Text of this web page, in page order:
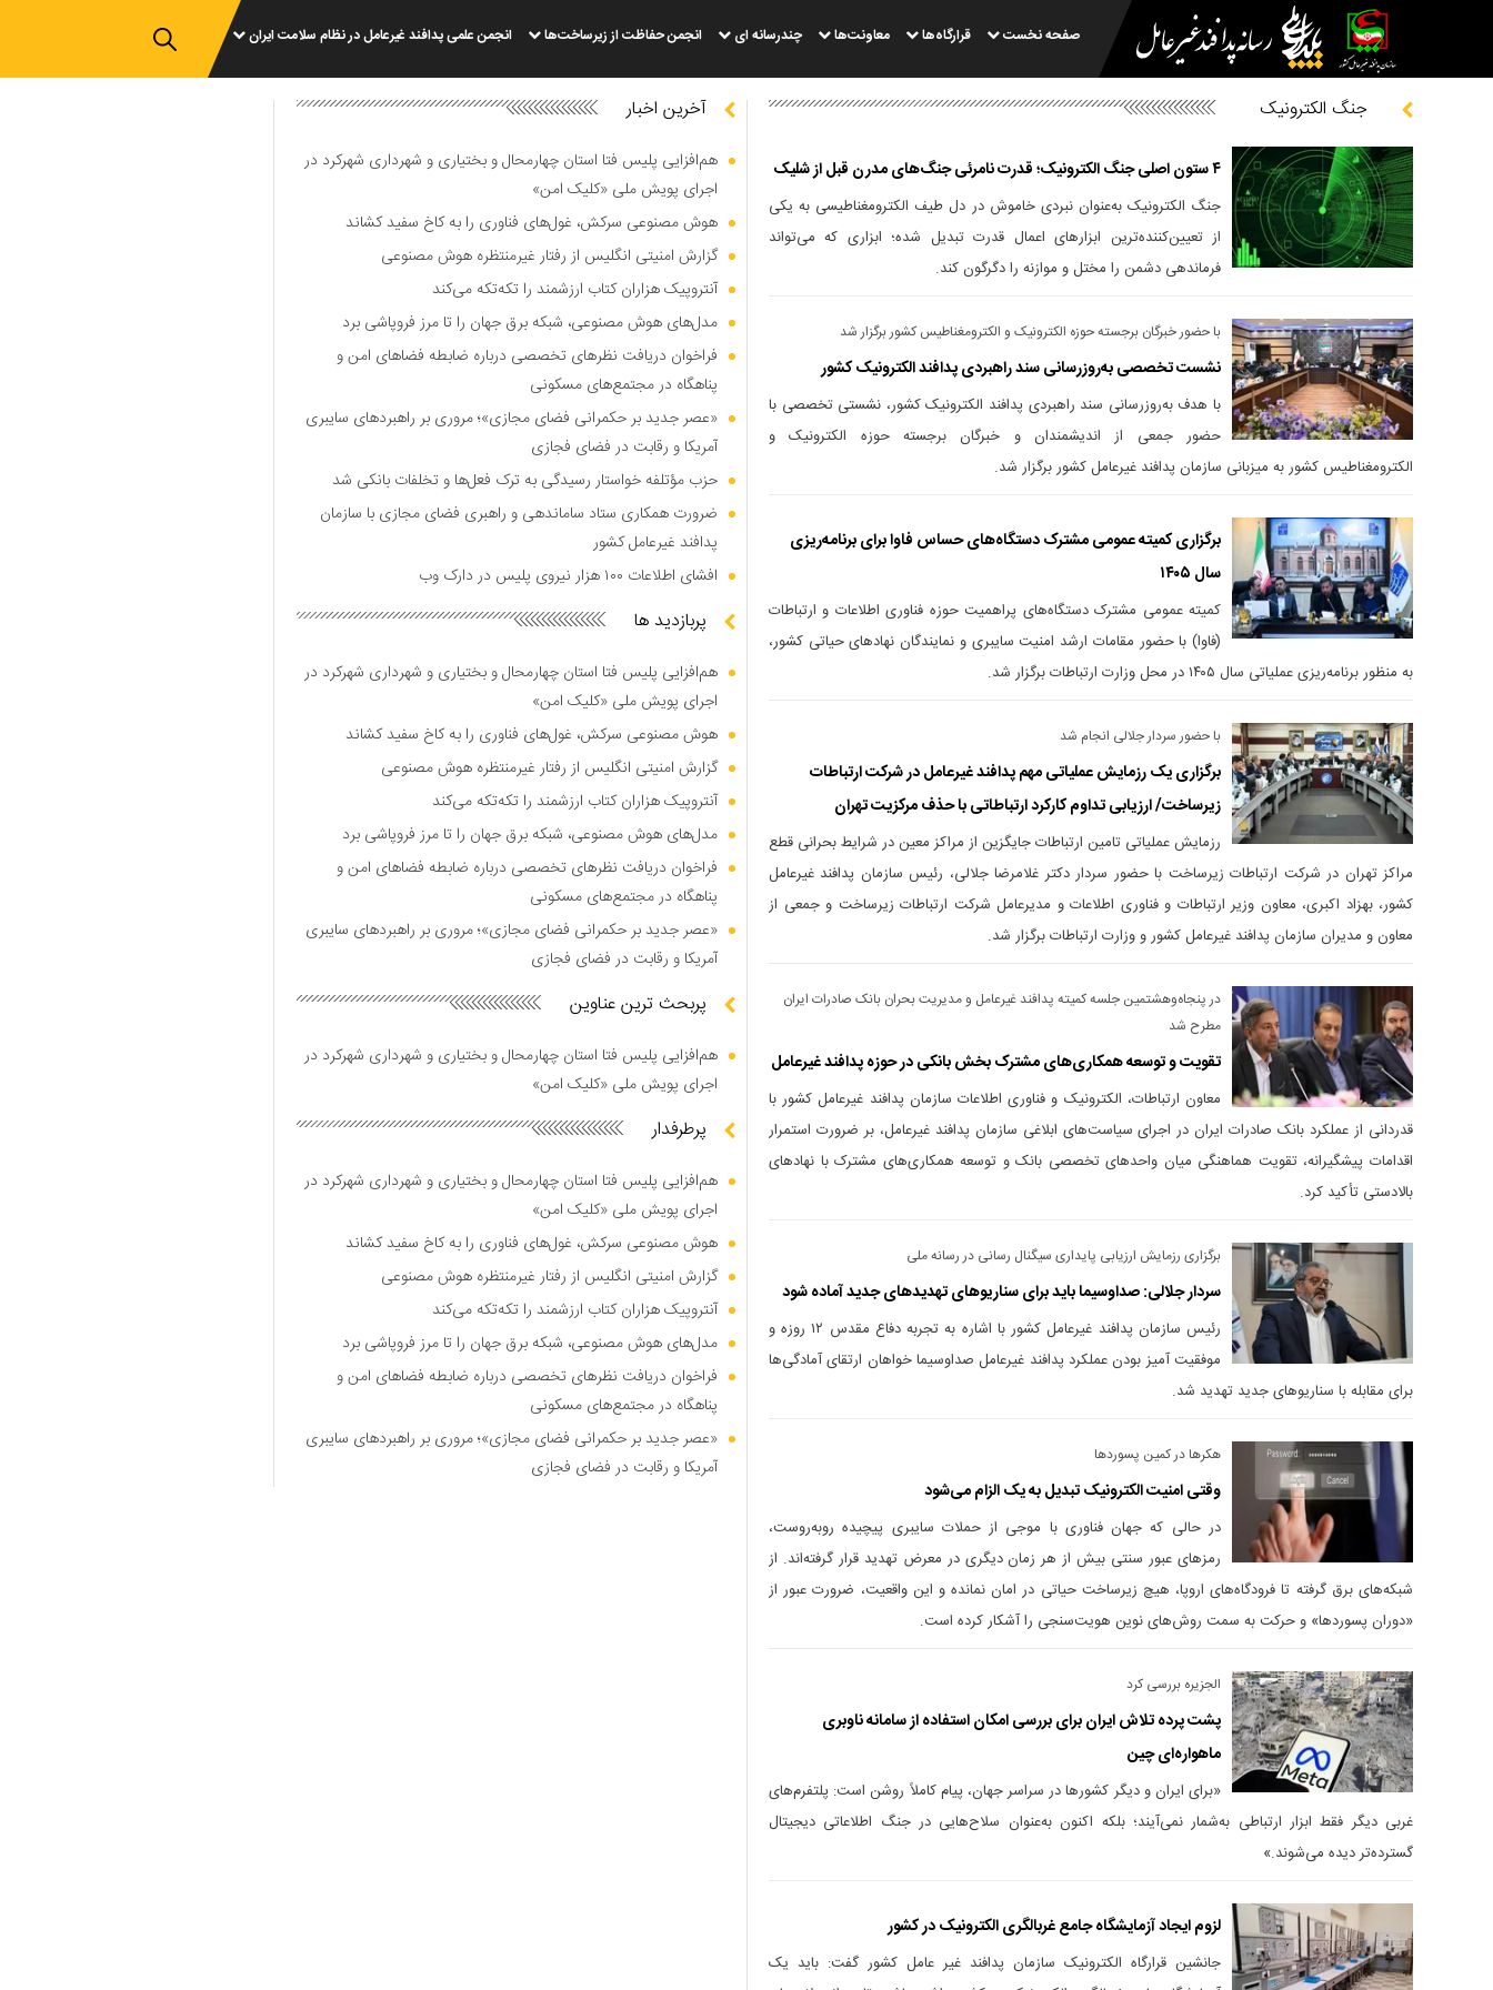
صفحه نخست قرارگاه‌ها معاونت‌ها چندرسانه ای انجمن حفاظت از زیرساخت‌ها انجمن علمی پدافند غیرعامل در نظام سلامت ایران
جنگ الکترونیک
۴ ستون اصلی جنگ الکترونیک؛ قدرت نامرئی جنگ‌های مدرن قبل از شلیک
جنگ الکترونیک به‌عنوان نبردی خاموش در دل طیف الکترومغناطیسی به یکی
از تعیین‌کننده‌ترین ابزار‌های اعمال قدرت تبدیل شده؛ ابزاری که می‌تواند
فرماندهی دشمن را مختل و موازنه را دگرگون کند.
با حضور خبرگان برجسته حوزه الکترونیک و الکترومغناطیس کشور برگزار شد
نشست تخصصی به‌روزرسانی سند راهبردی پدافند الکترونیک کشور
با هدف به‌روزرسانی سند راهبردی پدافند الکترونیک کشور، نشستی تخصصی با
حضور جمعی از اندیشمندان و خبرگان برجسته حوزه الکترونیک و
الکترومغناطیس کشور به میزبانی سازمان پدافند غیرعامل کشور برگزار شد.
برگزاری کمیته عمومی مشترک دستگاه‌های حساس فاوا برای برنامه‌ریزی
سال ۱۴۰۵
کمیته عمومی مشترک دستگاه‌های پراهمیت حوزه فناوری اطلاعات و ارتباطات
(فاوا) با حضور مقامات ارشد امنیت سایبری و نمایندگان نهاد‌های حیاتی کشور،
به منظور برنامه‌ریزی عملیاتی سال ۱۴۰۵ در محل وزارت ارتباطات برگزار شد.
با حضور سردار جلالی انجام شد
برگزاری یک رزمایش عملیاتی مهم پدافند غیرعامل در شرکت ارتباطات
زیرساخت/ ارزیابی تداوم کارکرد ارتباطاتی با حذف مرکزیت تهران
رزمایش عملیاتی تامین ارتباطات جایگزین از مراکز معین در شرایط بحرانی قطع
مراکز تهران در شرکت ارتباطات زیرساخت با حضور سردار دکتر غلامرضا جلالی، رئیس سازمان پدافند غیرعامل
کشور، بهزاد اکبری، معاون وزیر ارتباطات و فناوری اطلاعات و مدیرعامل شرکت ارتباطات زیرساخت و جمعی از
معاون و مدیران سازمان پدافند غیرعامل کشور و وزارت ارتباطات برگزار شد.
در پنجاه‌و‌هشتمین جلسه کمیته پدافند غیرعامل و مدیریت بحران بانک صادرات ایران
مطرح شد
تقویت و توسعه همکاری‌های مشترک بخش بانکی در حوزه پدافند غیرعامل
معاون ارتباطات، الکترونیک و فناوری اطلاعات سازمان پدافند غیرعامل کشور با
قدردانی از عملکرد بانک صادرات ایران در اجرای سیاست‌های ابلاغی سازمان پدافند غیرعامل، بر ضرورت استمرار
اقدامات پیشگیرانه، تقویت هماهنگی میان واحد‌های تخصصی بانک و توسعه همکاری‌های مشترک با نهاد‌های
بالادستی تأکید کرد.
برگزاری رزمایش ارزیابی پایداری سیگنال رسانی در رسانه ملی
سردار جلالی: صداوسیما باید برای سناریو‌های تهدید‌های جدید آماده شود
رئیس سازمان پدافند غیرعامل کشور با اشاره به تجربه دفاع مقدس ۱۲ روزه و
موفقیت آمیز بودن عملکرد پدافند غیرعامل صداوسیما خواهان ارتقای آمادگی‌ها
برای مقابله با سناریو‌های جدید تهدید شد.
هکر‌ها در کمین پسورد‌ها
وقتی امنیت الکترونیک تبدیل به یک الزام می‌شود
در حالی که جهان فناوری با موجی از حملات سایبری پیچیده روبه‌روست،
رمز‌های عبور سنتی بیش از هر زمان دیگری در معرض تهدید قرار گرفته‌اند. از
شبکه‌های برق گرفته تا فرودگاه‌های اروپا، هیچ زیرساخت حیاتی در امان نمانده و این واقعیت، ضرورت عبور از
«دوران پسوردها» و حرکت به سمت روش‌های نوین هویت‌سنجی را آشکار کرده است.
الجزیره بررسی کرد
پشت پرده تلاش ایران برای بررسی امکان استفاده از سامانه ناوبری
ماهواره‌ای چین
«برای ایران و دیگر کشور‌ها در سراسر جهان، پیام کاملاً روشن است: پلتفرم‌های
غربی دیگر فقط ابزار ارتباطی به‌شمار نمی‌آیند؛ بلکه اکنون به‌عنوان سلاح‌هایی در جنگ اطلاعاتی دیجیتال
گسترده‌تر دیده می‌شوند.»
لزوم ایجاد آزمایشگاه جامع غربالگری الکترونیک در کشور
جانشین قرارگاه الکترونیک سازمان پدافند غیر عامل کشور گفت: باید یک
آخرین اخبار
هم‌افزایی پلیس فتا استان چهارمحال و بختیاری و شهرداری شهرکرد در
اجرای پویش ملی «کلیک امن»
هوش مصنوعی سرکش، غول‌های فناوری را به کاخ سفید کشاند
گزارش امنیتی انگلیس از رفتار غیرمنتظره هوش مصنوعی
آنتروپیک هزاران کتاب ارزشمند را تکه‌تکه می‌کند
مدل‌های هوش مصنوعی، شبکه برق جهان را تا مرز فروپاشی برد
فراخوان دریافت نظر‌های تخصصی درباره ضابطه فضا‌های امن و
پناهگاه در مجتمع‌های مسکونی
«عصر جدید بر حکمرانی فضای مجازی»؛ مروری بر راهبرد‌های سایبری
آمریکا و رقابت در فضای فجازی
حزب مؤتلفه خواستار رسیدگی به ترک فعل‌ها و تخلفات بانکی شد
ضرورت همکاری ستاد ساماندهی و راهبری فضای مجازی با سازمان
پدافند غیرعامل کشور
افشای اطلاعات ۱۰۰ هزار نیروی پلیس در دارک وب
پربازدید ها
هم‌افزایی پلیس فتا استان چهارمحال و بختیاری و شهرداری شهرکرد در
اجرای پویش ملی «کلیک امن»
هوش مصنوعی سرکش، غول‌های فناوری را به کاخ سفید کشاند
گزارش امنیتی انگلیس از رفتار غیرمنتظره هوش مصنوعی
آنتروپیک هزاران کتاب ارزشمند را تکه‌تکه می‌کند
مدل‌های هوش مصنوعی، شبکه برق جهان را تا مرز فروپاشی برد
فراخوان دریافت نظر‌های تخصصی درباره ضابطه فضا‌های امن و
پناهگاه در مجتمع‌های مسکونی
«عصر جدید بر حکمرانی فضای مجازی»؛ مروری بر راهبرد‌های سایبری
آمریکا و رقابت در فضای فجازی
پربحث ترین عناوین
هم‌افزایی پلیس فتا استان چهارمحال و بختیاری و شهرداری شهرکرد در
اجرای پویش ملی «کلیک امن»
پرطرفدار
هم‌افزایی پلیس فتا استان چهارمحال و بختیاری و شهرداری شهرکرد در
اجرای پویش ملی «کلیک امن»
هوش مصنوعی سرکش، غول‌های فناوری را به کاخ سفید کشاند
گزارش امنیتی انگلیس از رفتار غیرمنتظره هوش مصنوعی
آنتروپیک هزاران کتاب ارزشمند را تکه‌تکه می‌کند
مدل‌های هوش مصنوعی، شبکه برق جهان را تا مرز فروپاشی برد
فراخوان دریافت نظر‌های تخصصی درباره ضابطه فضا‌های امن و
پناهگاه در مجتمع‌های مسکونی
«عصر جدید بر حکمرانی فضای مجازی»؛ مروری بر راهبرد‌های سایبری
آمریکا و رقابت در فضای فجازی